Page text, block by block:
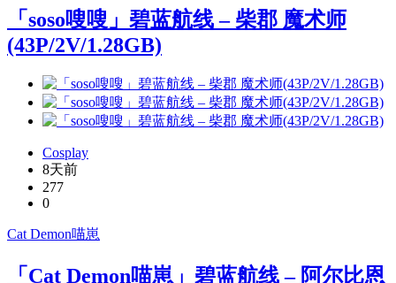
「soso嗖嗖」碧蓝航线 – 柴郡 魔术师
(43P/2V/1.28GB)
Cosplay
8天前
277
0
Cat Demon喵崽
「Cat Demon喵崽」碧蓝航线 – 阿尔比恩